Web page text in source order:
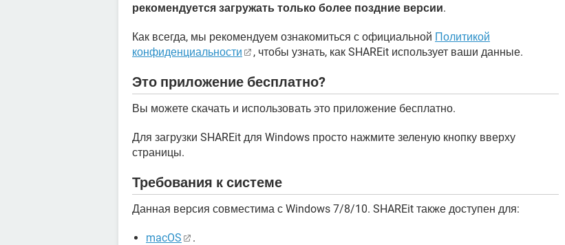
рекомендуется загружать только более поздние версии.
Как всегда, мы рекомендуем ознакомиться с официальной Политикой
конфиденциальности
, чтобы узнать, как SHAREit использует ваши данные.
Это приложение бесплатно?
Вы можете скачать и использовать это приложение бесплатно.
Для загрузки SHAREit для Windows просто нажмите зеленую кнопку вверху
страницы.
Требования к системе
Данная версия совместима с Windows 7/8/10. SHAREit также доступен для:
macOS
.